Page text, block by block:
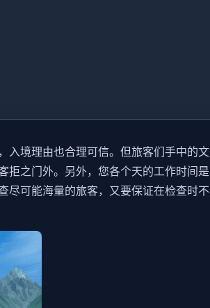
入境理由也合理可信。但旅客们手中的文
拒之门外。另外，您各个天的工作时间是
尽可能海量的旅客，又要保证在检查时不